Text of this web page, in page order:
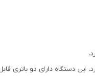
این دستگاه دارای دو